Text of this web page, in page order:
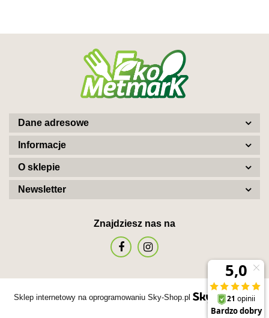
Dane adresowe
Informacje
O sklepie
Newsletter
Znajdziesz nas na
Sklep internetowy na oprogramowaniu Sky-Shop.pl